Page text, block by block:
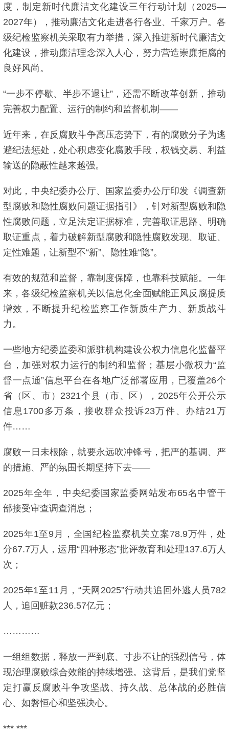
度，制定新时代廉洁文化建设三年行动计划（2025—
2027年），推动廉洁文化走进各行各业、千家万户。各
级纪检监察机关采取有力举措，深入推进新时代廉洁文
化建设，推动廉洁理念深入人心，努力营造崇廉拒腐的
良好风尚。
“一步不停歇、半步不退让”，还需不断改革创新，推动
完善权力配置、运行的制约和监督机制——
近年来，在反腐败斗争高压态势下，有的腐败分子为逃
避纪法惩处，处心积虑变化腐败手段，权钱交易、利益
输送的隐蔽性越来越强。
对此，中央纪委办公厅、国家监委办公厅印发《调查新
型腐败和隐性腐败问题证据指引》，针对新型腐败和隐
性腐败问题，立足法定证据标准，完善取证思路、明确
取证重点，着力破解新型腐败和隐性腐败发现、取证、
定性难题，让新型不“新”、隐性难“隐”。
有效的规范和监督，靠制度保障，也靠科技赋能。一年
来，各级纪检监察机关以信息化全面赋能正风反腐提质
增效，不断提升纪检监察工作新质生产力、新质战斗
力。
一些地方纪委监委和派驻机构建设公权力信息化监督平
台，加强对权力运行的制约和监督；基层小微权力“监
督一点通”信息平台在各地广泛部署应用，已覆盖26个
省（区、市）2321个县（市、区），2025年公开公示
信息1700多万条，接收群众投诉23万件、办结21万
件……
腐败一日未根除，就要永远吹冲锋号，把严的基调、严
的措施、严的氛围长期坚持下去——
2025年全年，中央纪委国家监委网站发布65名中管干
部接受审查调查消息；
2025年1至9月，全国纪检监察机关立案78.9万件，处
分67.7万人，运用“四种形态”批评教育和处理137.6万人
次；
2025年1至11月，“天网2025”行动共追回外逃人员782
人，追回赃款236.57亿元；
…………
一组组数据，释放一严到底、寸步不让的强烈信号，体
现治理腐败综合效能的持续增强。这背后，是我们党坚
定打赢反腐败斗争攻坚战、持久战、总体战的必胜信
心、如磐恒心和坚强决心。
*** ***